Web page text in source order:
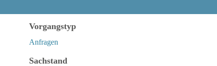
Vorgangstyp
Anfragen
Sachstand